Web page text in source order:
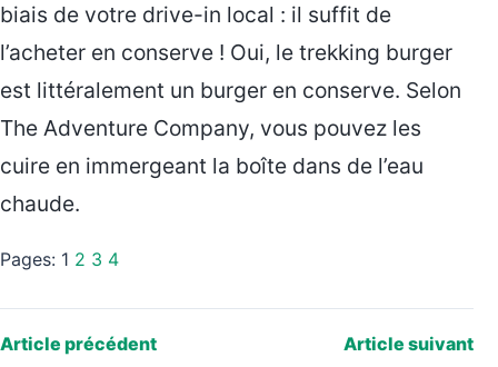
biais de votre drive-in local : il suffit de
l’acheter en conserve ! Oui, le trekking burger
est littéralement un burger en conserve. Selon
The Adventure Company, vous pouvez les
cuire en immergeant la boîte dans de l’eau
chaude.
Pages: 1 2 3 4
Article précédent Article suivant